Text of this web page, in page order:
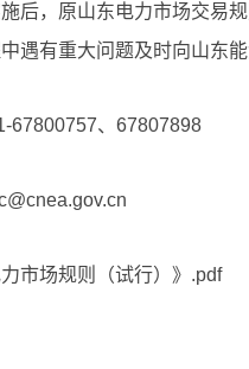
施后，原山东电力市场交易
遇有重大问题及时向山东
67800757、67807898
市场规则（试行）》.pdf